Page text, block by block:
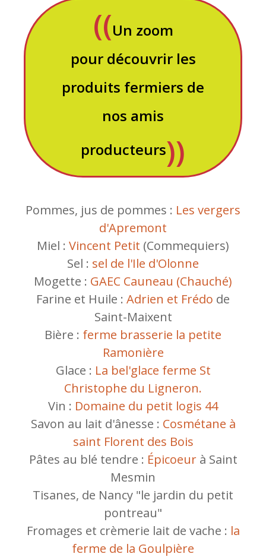
Un zoom
pour découvrir les
produits fermiers de
nos amis
producteurs
Pommes, jus de pommes : Les vergers
d'Apremont
Miel : Vincent Petit (Commequiers)
Sel : sel de l'Ile d'Olonne
Mogette : GAEC Cauneau (Chauché)
Farine et Huile : Adrien et Frédo de
Saint-Maixent
Bière : ferme brasserie la petite
Ramonière
Glace : La bel'glace ferme St
Christophe du Ligneron.
Vin : Domaine du petit logis 44
Savon au lait d'ânesse : Cosmétane à
saint Florent des Bois
Pâtes au blé tendre : Épicoeurà Saint
Mesmin
Tisanes, de Nancy "le jardin du petit
pontreau"
Fromages et crèmerie lait de vache : la
ferme de la Goulpière